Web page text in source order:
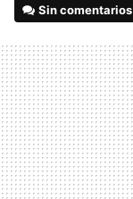
Sin comentarios